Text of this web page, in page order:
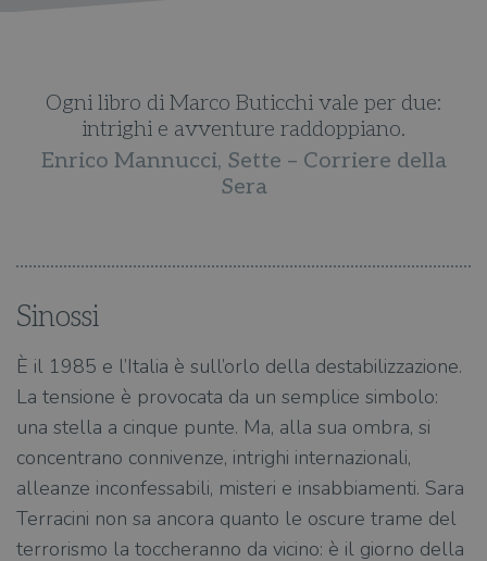
Ogni libro di Marco Buticchi vale per due:
intrighi e avventure raddoppiano.
Enrico Mannucci, Sette – Corriere della
Sera
Sinossi
È il 1985 e l’Italia è sull’orlo della destabilizzazione.
La tensione è provocata da un semplice simbolo:
una stella a cinque punte. Ma, alla sua ombra, si
concentrano connivenze, intrighi internazionali,
alleanze inconfessabili, misteri e insabbiamenti. Sara
Terracini non sa ancora quanto le oscure trame del
terrorismo la toccheranno da vicino: è il giorno della